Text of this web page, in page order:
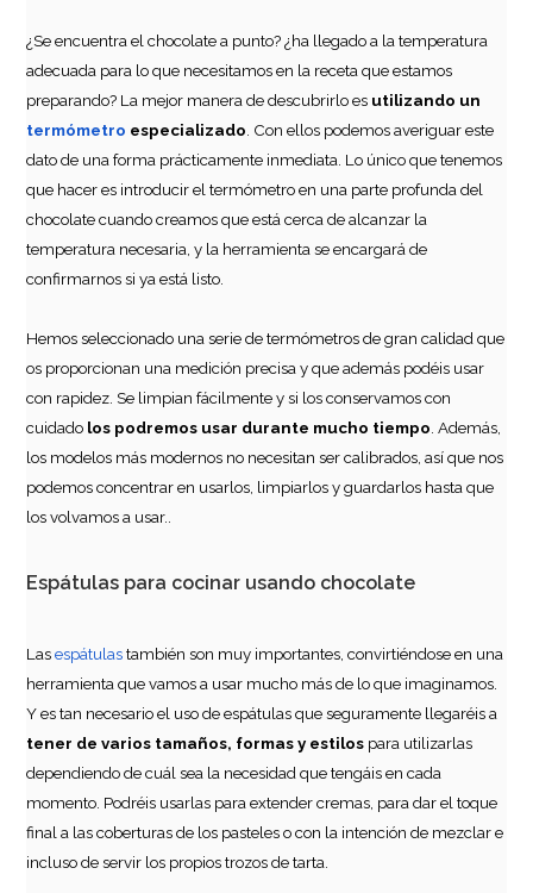
14,95€
AÑADIR
Espátula para Galletas Roja Jumbo
8,49€
AÑADIR
¿Se encuentra el chocolate a punto? ¿ha llegado a la temperatura
adecuada para lo que necesitamos en la receta que estamos
preparando? La mejor manera de descubrirlo es utilizando un
termómetro especializado. Con ellos podemos averiguar este
dato de una forma prácticamente inmediata. Lo único que tenemos
que hacer es introducir el termómetro en una parte profunda del
chocolate cuando creamos que está cerca de alcanzar la
temperatura necesaria, y la herramienta se encargará de
confirmarnos si ya está listo.
Hemos seleccionado una serie de termómetros de gran calidad que
os proporcionan una medición precisa y que además podéis usar
con rapidez. Se limpian fácilmente y si los conservamos con
cuidado los podremos usar durante mucho tiempo. Además,
los modelos más modernos no necesitan ser calibrados, así que nos
podemos concentrar en usarlos, limpiarlos y guardarlos hasta que
los volvamos a usar..
Espátulas para cocinar usando chocolate
Lasespátulastambién son muy importantes, convirtiéndose en una
herramienta que vamos a usar mucho más de lo que imaginamos.
Y es tan necesario el uso de espátulas que seguramente llegaréis a
tener de varios tamaños, formas y estilos para utilizarlas
dependiendo de cuál sea la necesidad que tengáis en cada
momento. Podréis usarlas para extender cremas, para dar el toque
final a las coberturas de los pasteles o con la intención de mezclar e
incluso de servir los propios trozos de tarta.